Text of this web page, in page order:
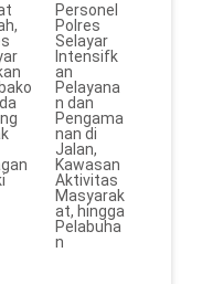
Personel
Polres
Selayar
Intensifk
an
Pelayana
n dan
Pengama
nan di
Jalan,
Kawasan
Aktivitas
Masyarak
at, hingga
Pelabuha
n